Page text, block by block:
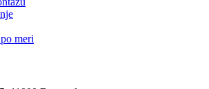
meri